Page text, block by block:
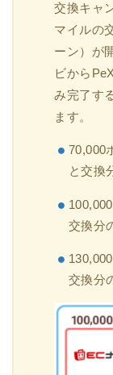
交換キャ
マイルの
ーン）が
ビから
み完了す
ます。
70,000
と交換
交換分
交換分